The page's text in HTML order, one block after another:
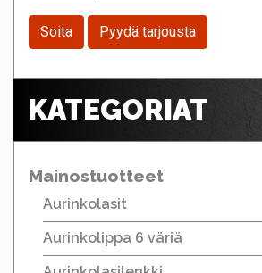
Soita Pyydä tarjousta
KATEGORIAT
Mainostuotteet
Aurinkolasit
Aurinkolippa 6 väriä